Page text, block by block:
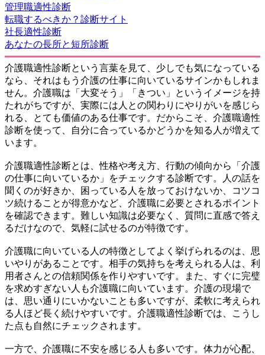
管理職適性診断
転職するべきか？診断サイト
社長適性診断
あなたの長所と短所診断
介護職適性診断という言葉を見て、少しでも気になっている
なら、それはもう介護の仕事に向いているサインかもしれま
せん。介護職は「大変そう」「きつい」というイメージを持
たれがちですが、実際には人との関わりにやりがいを感じら
れる、とても価値のある仕事です。だからこそ、介護職適性
診断を使って、自分に合っているかどうかを知る人が増えて
います。
介護職適性診断とは、性格や考え方、行動の傾向から「介護
の仕事に向いているか」をチェックする診断です。人の話を
聞くのが好きか、困っている人を放っておけないか、コツコ
ツ続けることが得意かなど、介護職に必要とされるポイント
を確認できます。難しい知識は必要なく、質問に直感で答え
るだけなので、気軽に試せるのが特徴です。
介護職に向いている人の特徴としてよく挙げられるのは、思
いやりがあることです。相手の気持ちを考えられる人は、利
用者さんとの信頼関係を作りやすいです。また、すぐに完璧
を求めすぎない人も介護職に向いています。介護の現場で
は、思い通りにいかないことも多いですが、柔軟に考えられ
る人ほど長く続けやすいです。介護職適性診断では、こうし
た点も自然にチェックされます。
一方で、介護職に不安を感じる人も多いです。体力が心配、